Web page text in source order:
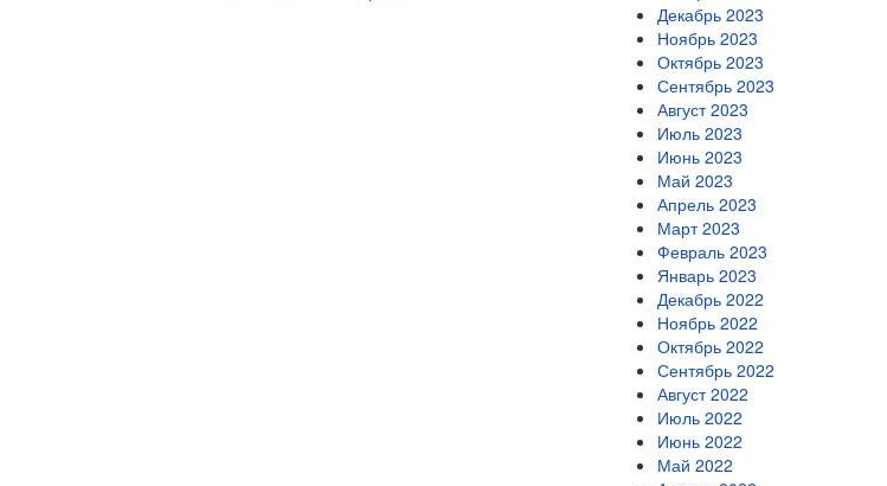
Декабрь 2023
Ноябрь 2023
Октябрь 2023
Сентябрь 2023
Август 2023
Июль 2023
Июнь 2023
Май 2023
Апрель 2023
Март 2023
Февраль 2023
Январь 2023
Декабрь 2022
Ноябрь 2022
Октябрь 2022
Сентябрь 2022
Август 2022
Июль 2022
Июнь 2022
Май 2022